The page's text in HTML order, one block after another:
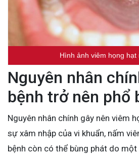
Hình ảnh viêm họng hạt
Nguyên nhân
bệnh trở nên phổ
Nguyên nhân chính gây nên viêm
sự xâm nhập của vi khuẩn, nấm
bệnh còn có thể bùng phát do